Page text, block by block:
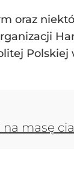
oraz
masę